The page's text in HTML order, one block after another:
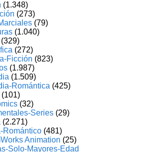
(1.348)
(273)
(79)
(1.040)
(329)
(272)
Ficción (823)
(1.987)
(1.509)
Romántica (425)
(101)
(32)
Series (29)
(2.271)
Romántico (481)
Animation (25)
Solo-Mayores-Edad